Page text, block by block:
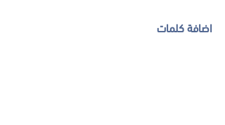
اضافة كلمات